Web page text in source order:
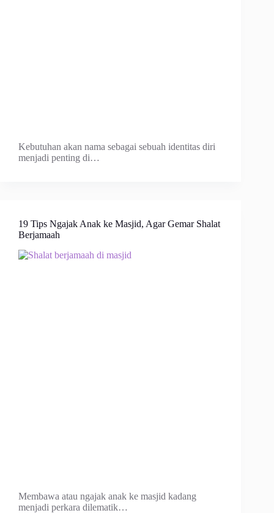
Kebutuhan akan nama sebagai sebuah identitas diri
menjadi penting di…
19 Tips Ngajak Anak ke Masjid, Agar Gemar Shalat
Berjamaah
Membawa atau ngajak anak ke masjid kadang
menjadi perkara dilematik…